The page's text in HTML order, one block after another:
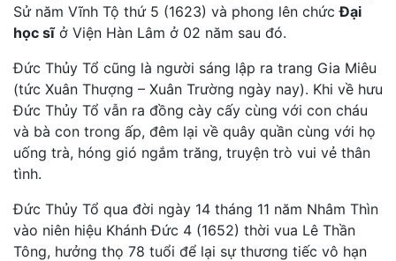
Sử năm Vĩnh Tộ thứ 5 (1623) và phong lên chứcĐại
học sĩở Viện Hàn Lâm ở 02 năm sau đó.
Đức Thủy Tổ cũng là người sáng lập ra trang Gia Miêu
(tức Xuân Thượng – Xuân Trường ngày nay). Khi về hưu
Đức Thủy Tổ vẫn ra đồng cày cấy cùng với con cháu
và bà con trong ấp, đêm lại về quây quần cùng với họ
uống trà, hóng gió ngắm trăng, truyện trò vui vẻ thân
tình.
Đức Thủy Tổ qua đời ngày 14 tháng 11 năm Nhâm Thìn
vào niên hiệu Khánh Đức 4 (1652) thời vua Lê Thần
Tông, hưởng thọ 78 tuổi để lại sự thương tiếc vô hạn